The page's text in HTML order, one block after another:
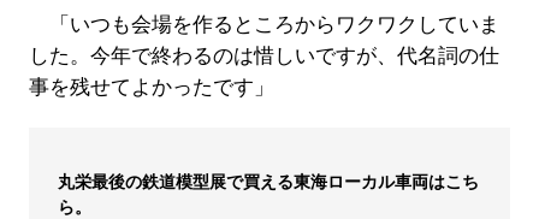
「いつも会場を作るところからワクワクしていま
した。今年で終わるのは惜しいですが、代名詞の仕
事を残せてよかったです」
丸栄最後の鉄道模型展で買える東海ローカル車両はこち
ら。